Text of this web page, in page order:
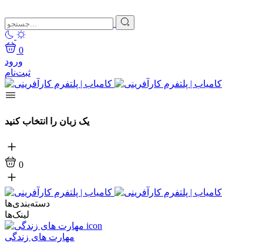
0
ورود
ثبت‌نام
یک زبان را انتخاب کنید
0
دسته‌بندی‌ها
لینک‌ها
مهارت های زندگی